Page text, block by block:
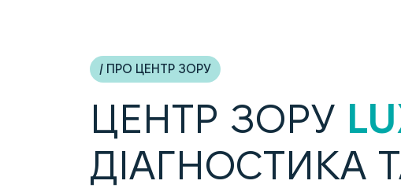
/ ПРО ЦЕНТР ЗОРУ
ЦЕНТР ЗОРУ
ДІАГНОСТИКА